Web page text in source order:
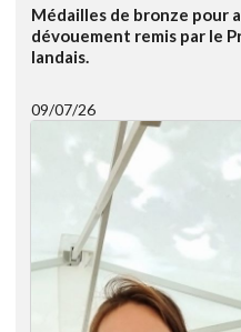
Médailles de bronze pour
dévouement remis par le
landais.
09/07/26